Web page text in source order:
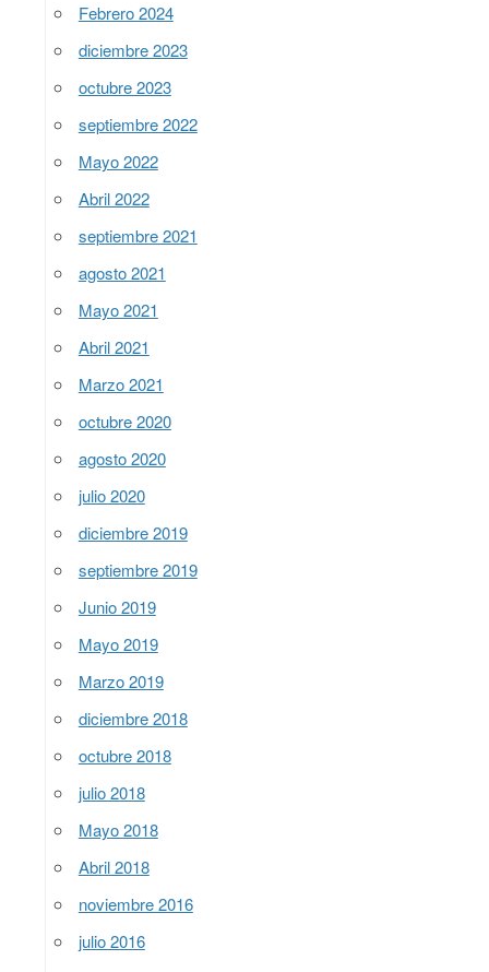
Febrero 2024
diciembre 2023
octubre 2023
septiembre 2022
Mayo 2022
Abril 2022
septiembre 2021
agosto 2021
Mayo 2021
Abril 2021
Marzo 2021
octubre 2020
agosto 2020
julio 2020
diciembre 2019
septiembre 2019
Junio 2019
Mayo 2019
Marzo 2019
diciembre 2018
octubre 2018
julio 2018
Mayo 2018
Abril 2018
noviembre 2016
julio 2016